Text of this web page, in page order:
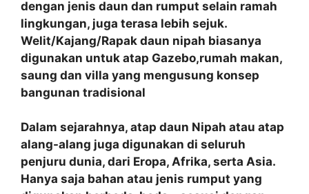
dengan jenis daun dan rumput selain ramah
lingkungan, juga terasa lebih sejuk.
Welit/Kajang/Rapak daun nipah biasanya
digunakan untuk atap Gazebo,rumah makan,
saung dan villa yang mengusung konsep
bangunan tradisional
Dalam sejarahnya, atap daun Nipah atau atap
alang-alang juga digunakan di seluruh
penjuru dunia, dari Eropa, Afrika, serta Asia.
Hanya saja bahan atau jenis rumput yang